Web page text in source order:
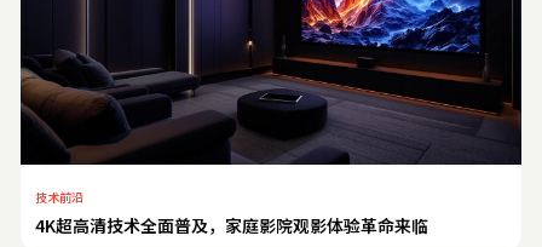
技术前沿
4K超高清技术全面普及，家庭影院观影体验革命来临